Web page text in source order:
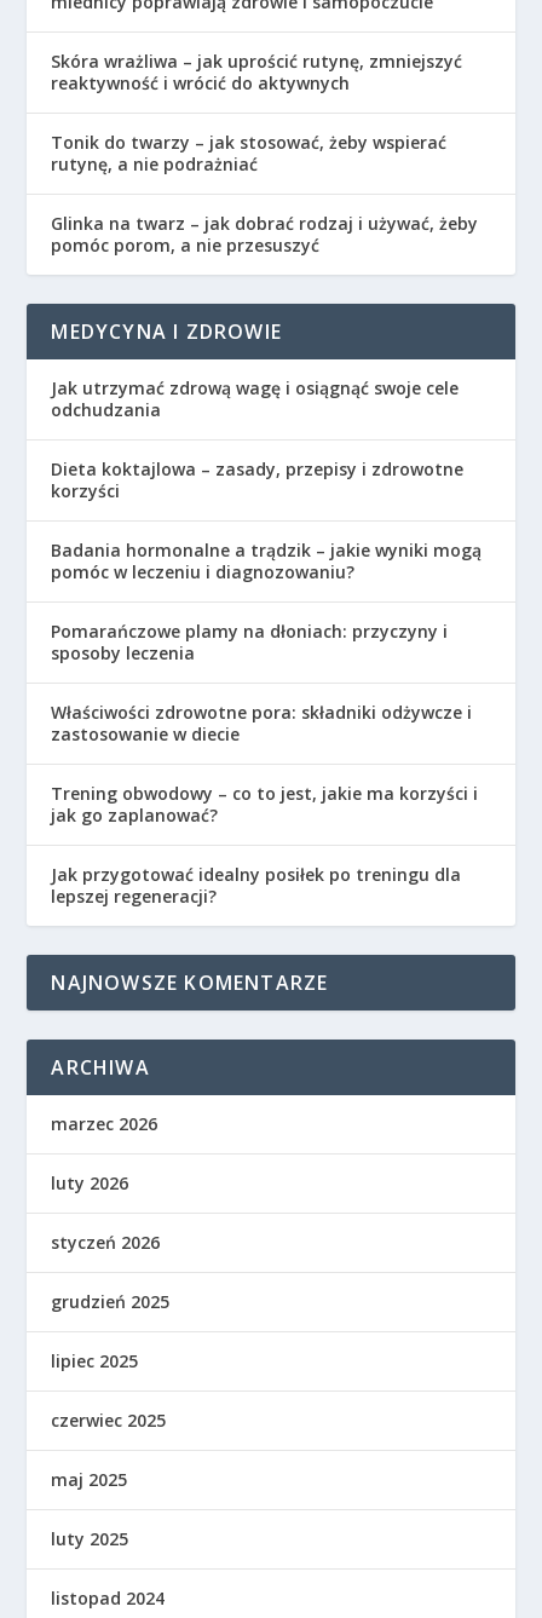
Skóra wrażliwa – jak uprościć rutynę, zmniejszyć
reaktywność i wrócić do aktywnych
Tonik do twarzy – jak stosować, żeby wspierać
rutynę, a nie podrażniać
Glinka na twarz – jak dobrać rodzaj i używać, żeby
pomóc porom, a nie przesuszyć
MEDYCYNA I ZDROWIE
Jak utrzymać zdrową wagę i osiągnąć swoje cele
odchudzania
Dieta koktajlowa – zasady, przepisy i zdrowotne
korzyści
Badania hormonalne a trądzik – jakie wyniki mogą
pomóc w leczeniu i diagnozowaniu?
Pomarańczowe plamy na dłoniach: przyczyny i
sposoby leczenia
Właściwości zdrowotne pora: składniki odżywcze i
zastosowanie w diecie
Trening obwodowy – co to jest, jakie ma korzyści i
jak go zaplanować?
Jak przygotować idealny posiłek po treningu dla
lepszej regeneracji?
NAJNOWSZE KOMENTARZE
ARCHIWA
marzec 2026
luty 2026
styczeń 2026
grudzień 2025
lipiec 2025
czerwiec 2025
maj 2025
luty 2025
listopad 2024